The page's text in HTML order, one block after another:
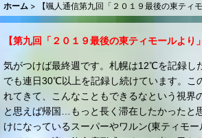
ホーム > 【颯人通信第九回「２０１９最後の東ティ
【第九回「２０１９最後の東ティモールより
気がつけば最終週です。札幌は12℃を記録し
でも連日30℃以上を記録し続けています。こ
れてきて、こんなこともできるなという視界
と思えば帰国…もっと長く滞在したかったと
けになっているスーパーやワルン(東ティモ